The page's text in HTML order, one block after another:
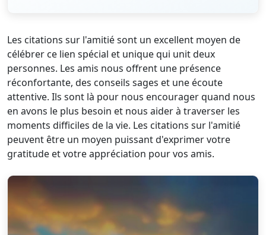
Les citations sur l'amitié sont un excellent moyen de
célébrer ce lien spécial et unique qui unit deux
personnes. Les amis nous offrent une présence
réconfortante, des conseils sages et une écoute
attentive. Ils sont là pour nous encourager quand nous
en avons le plus besoin et nous aider à traverser les
moments difficiles de la vie. Les citations sur l'amitié
peuvent être un moyen puissant d'exprimer votre
gratitude et votre appréciation pour vos amis.